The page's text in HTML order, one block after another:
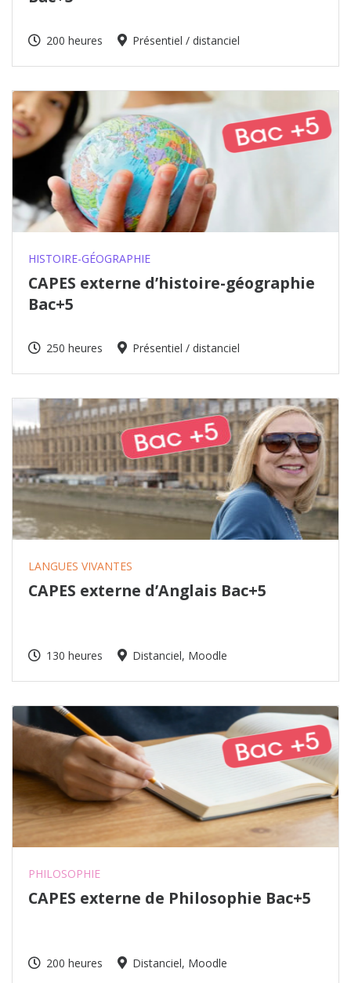
200 heures Présentiel / distanciel
HISTOIRE-GÉOGRAPHIE
CAPES externe d’histoire-géographie
Bac+5
250 heures Présentiel / distanciel
LANGUES VIVANTES
CAPES externe d’Anglais Bac+5
130 heures Distanciel, Moodle
PHILOSOPHIE
CAPES externe de Philosophie Bac+5
200 heures Distanciel, Moodle